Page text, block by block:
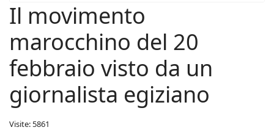
Il movimento
marocchino del 20
febbraio visto da un
giornalista egiziano
Visite: 5861